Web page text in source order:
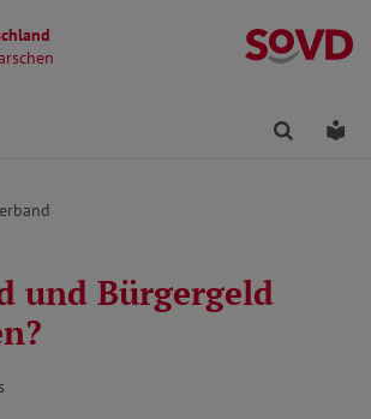
springen Finden
und Bürgergeld